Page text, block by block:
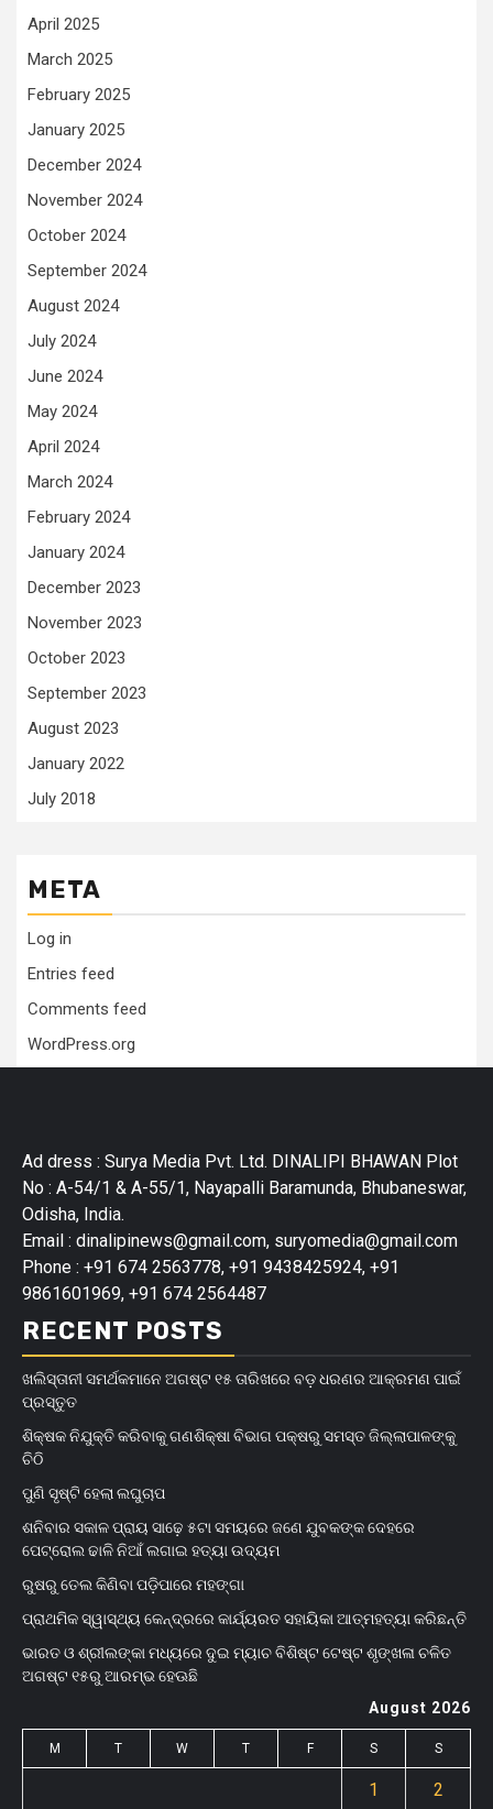
April 2025
March 2025
February 2025
January 2025
December 2024
November 2024
October 2024
September 2024
August 2024
July 2024
June 2024
May 2024
April 2024
March 2024
February 2024
January 2024
December 2023
November 2023
October 2023
September 2023
August 2023
January 2022
July 2018
META
Log in
Entries feed
Comments feed
WordPress.org
Ad dress : Surya Media Pvt. Ltd. DINALIPI BHAWAN Plot
No : A-54/1 & A-55/1, Nayapalli Baramunda, Bhubaneswar,
Odisha, India.
Email : dinalipinews@gmail.com, suryomedia@gmail.com
Phone : +91 674 2563778, +91 9438425924, +91
9861601969, +91 674 2564487
RECENT POSTS
ଖଲିସ୍ତାନୀ ସମର୍ଥକମାନେ ଅଗଷ୍ଟ ୧୫ ତାରିଖରେ ବଡ଼ ଧରଣର ଆକ୍ରମଣ ପାଇଁ
ପ୍ରସ୍ତୁତ
ଶିକ୍ଷକ ନିଯୁକ୍ତି କରିବାକୁ ଗଣଶିକ୍ଷା ବିଭାଗ ପକ୍ଷରୁ ସମସ୍ତ ଜିଲ୍ଲାପାଳଙ୍କୁ
ଚିଠି
ପୁଣି ସୃଷ୍ଟି ହେଲା ଲଘୁଚାପ
ଶନିବାର ସକାଳ ପ୍ରାୟ ସାଢ଼େ ୫ଟା ସମୟରେ ଜଣେ ଯୁବକଙ୍କ ଦେହରେ
ପେଟ୍ରୋଲ ଢାଳି ନିଆଁ ଲଗାଇ ହତ୍ୟା ଉଦ୍ୟମ
ରୁଷରୁ ତେଲ କିଣିବା ପଡ଼ିପାରେ ମହଙ୍ଗା
ପ୍ରାଥମିକ ସ୍ୱାସ୍ଥ୍ୟ କେନ୍ଦ୍ରରେ କାର୍ଯ୍ୟରତ ସହାୟିକା ଆତ୍ମହତ୍ୟା କରିଛନ୍ତି
ଭାରତ ଓ ଶ୍ରୀଲଙ୍କା ମଧ୍ୟରେ ଦୁଇ ମ୍ୟାଚ ବିଶିଷ୍ଟ ଟେଷ୍ଟ ଶୃଙ୍ଖଳା ଚଳିତ
ଅଗଷ୍ଟ ୧୫ରୁ ଆରମ୍ଭ ହେଊଛି
August 2026
M T W T F S S
1 2